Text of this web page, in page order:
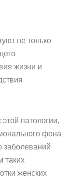
не только
жизни и
патологии,
фона
заболеваний
таких
женских